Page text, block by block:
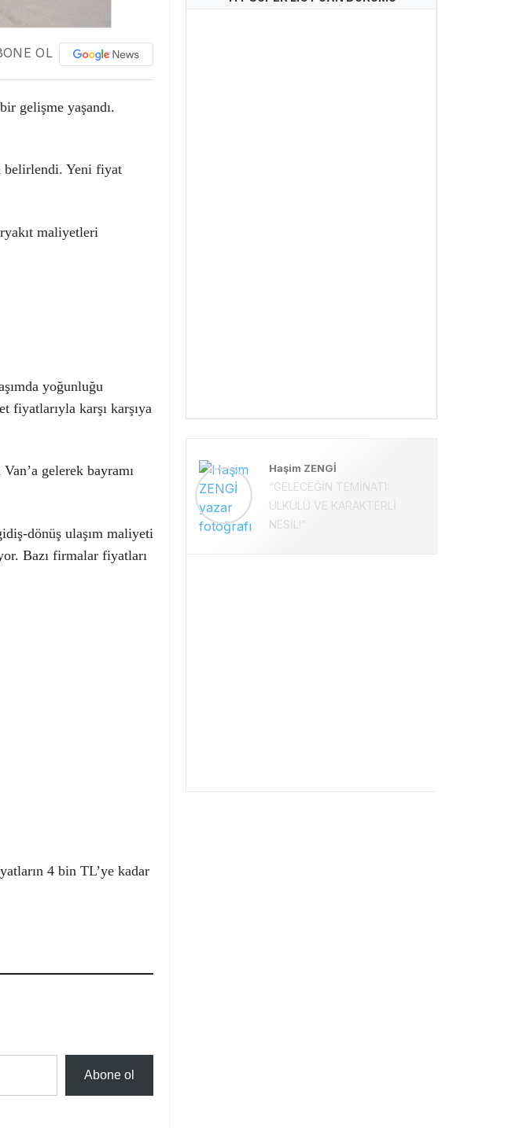
OL
gelişme yaşandı.
belirlendi. Yeni fiyat
maliyetleri
yoğunluğu
fiyatlarıyla karşı karşıya
gelerek bayramı
dönüş ulaşım maliyeti
Bazı firmalar fiyatları
4 bin TL’ye kadar
Abone ol
Haşim ZENGİ
“GELECEĞİN TEMİNATI:
ÜLKÜLÜ VE KARAKTERLİ
NESİL!”